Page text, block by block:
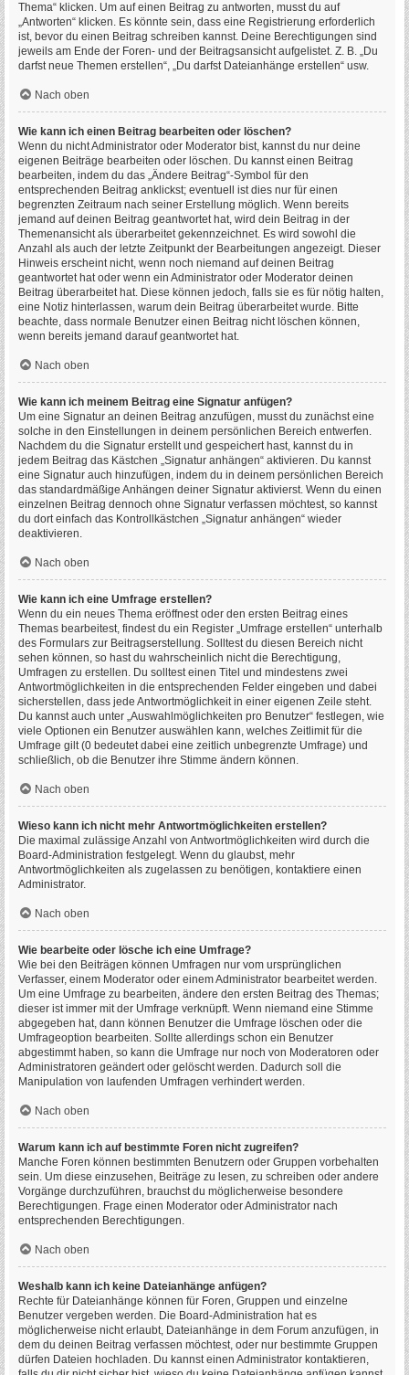
Thema“ klicken. Um auf einen Beitrag zu antworten, musst du auf
„Antworten“ klicken. Es könnte sein, dass eine Registrierung erforderlich
ist, bevor du einen Beitrag schreiben kannst. Deine Berechtigungen sind
jeweils am Ende der Foren- und der Beitragsansicht aufgelistet. Z. B. „Du
darfst neue Themen erstellen“, „Du darfst Dateianhänge erstellen“ usw.
Nach oben
Wie kann ich einen Beitrag bearbeiten oder löschen?
Wenn du nicht Administrator oder Moderator bist, kannst du nur deine
eigenen Beiträge bearbeiten oder löschen. Du kannst einen Beitrag
bearbeiten, indem du das „Ändere Beitrag“-Symbol für den
entsprechenden Beitrag anklickst; eventuell ist dies nur für einen
begrenzten Zeitraum nach seiner Erstellung möglich. Wenn bereits
jemand auf deinen Beitrag geantwortet hat, wird dein Beitrag in der
Themenansicht als überarbeitet gekennzeichnet. Es wird sowohl die
Anzahl als auch der letzte Zeitpunkt der Bearbeitungen angezeigt. Dieser
Hinweis erscheint nicht, wenn noch niemand auf deinen Beitrag
geantwortet hat oder wenn ein Administrator oder Moderator deinen
Beitrag überarbeitet hat. Diese können jedoch, falls sie es für nötig halten,
eine Notiz hinterlassen, warum dein Beitrag überarbeitet wurde. Bitte
beachte, dass normale Benutzer einen Beitrag nicht löschen können,
wenn bereits jemand darauf geantwortet hat.
Nach oben
Wie kann ich meinem Beitrag eine Signatur anfügen?
Um eine Signatur an deinen Beitrag anzufügen, musst du zunächst eine
solche in den Einstellungen in deinem persönlichen Bereich entwerfen.
Nachdem du die Signatur erstellt und gespeichert hast, kannst du in
jedem Beitrag das Kästchen „Signatur anhängen“ aktivieren. Du kannst
eine Signatur auch hinzufügen, indem du in deinem persönlichen Bereich
das standardmäßige Anhängen deiner Signatur aktivierst. Wenn du einen
einzelnen Beitrag dennoch ohne Signatur verfassen möchtest, so kannst
du dort einfach das Kontrollkästchen „Signatur anhängen“ wieder
deaktivieren.
Nach oben
Wie kann ich eine Umfrage erstellen?
Wenn du ein neues Thema eröffnest oder den ersten Beitrag eines
Themas bearbeitest, findest du ein Register „Umfrage erstellen“ unterhalb
des Formulars zur Beitragserstellung. Solltest du diesen Bereich nicht
sehen können, so hast du wahrscheinlich nicht die Berechtigung,
Umfragen zu erstellen. Du solltest einen Titel und mindestens zwei
Antwortmöglichkeiten in die entsprechenden Felder eingeben und dabei
sicherstellen, dass jede Antwortmöglichkeit in einer eigenen Zeile steht.
Du kannst auch unter „Auswahlmöglichkeiten pro Benutzer“ festlegen, wie
viele Optionen ein Benutzer auswählen kann, welches Zeitlimit für die
Umfrage gilt (0 bedeutet dabei eine zeitlich unbegrenzte Umfrage) und
schließlich, ob die Benutzer ihre Stimme ändern können.
Nach oben
Wieso kann ich nicht mehr Antwortmöglichkeiten erstellen?
Die maximal zulässige Anzahl von Antwortmöglichkeiten wird durch die
Board-Administration festgelegt. Wenn du glaubst, mehr
Antwortmöglichkeiten als zugelassen zu benötigen, kontaktiere einen
Administrator.
Nach oben
Wie bearbeite oder lösche ich eine Umfrage?
Wie bei den Beiträgen können Umfragen nur vom ursprünglichen
Verfasser, einem Moderator oder einem Administrator bearbeitet werden.
Um eine Umfrage zu bearbeiten, ändere den ersten Beitrag des Themas;
dieser ist immer mit der Umfrage verknüpft. Wenn niemand eine Stimme
abgegeben hat, dann können Benutzer die Umfrage löschen oder die
Umfrageoption bearbeiten. Sollte allerdings schon ein Benutzer
abgestimmt haben, so kann die Umfrage nur noch von Moderatoren oder
Administratoren geändert oder gelöscht werden. Dadurch soll die
Manipulation von laufenden Umfragen verhindert werden.
Nach oben
Warum kann ich auf bestimmte Foren nicht zugreifen?
Manche Foren können bestimmten Benutzern oder Gruppen vorbehalten
sein. Um diese einzusehen, Beiträge zu lesen, zu schreiben oder andere
Vorgänge durchzuführen, brauchst du möglicherweise besondere
Berechtigungen. Frage einen Moderator oder Administrator nach
entsprechenden Berechtigungen.
Nach oben
Weshalb kann ich keine Dateianhänge anfügen?
Rechte für Dateianhänge können für Foren, Gruppen und einzelne
Benutzer vergeben werden. Die Board-Administration hat es
möglicherweise nicht erlaubt, Dateianhänge in dem Forum anzufügen, in
dem du deinen Beitrag verfassen möchtest, oder nur bestimmte Gruppen
dürfen Dateien hochladen. Du kannst einen Administrator kontaktieren,